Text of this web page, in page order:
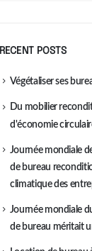
RECENT POSTS
Végétaliser ses
Du mobilier
d'économie
Journée mondiale
de bureau
climatique des
Journée mondiale
de bureau méritait